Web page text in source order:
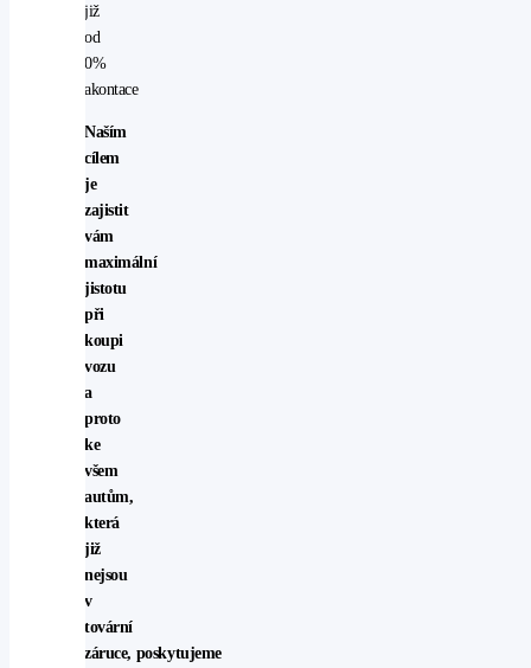
již
od
0%
akontace
Naším
cílem
je
zajistit
vám
maximální
jistotu
při
koupi
vozu
a
proto
ke
všem
autům,
která
již
nejsou
v
tovární
záruce, poskytujeme